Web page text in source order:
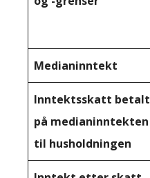
Medianinntekt
Inntektsskatt betalt
på medianinntekten
til husholdningen